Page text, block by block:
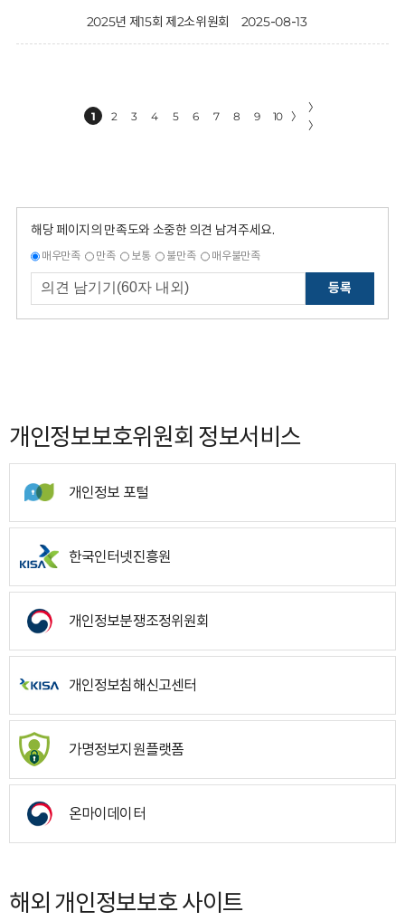
2025년 제15회 제2소위원회 2025-08-13
1 2 3 4 5 6 7 8 9 10 〉
〉
〉
해당 페이지의 만족도와 소중한 의견 남겨주세요.
매우만족 만족 보통 불만족 매우불만족
등록
개인정보보호위원회 정보서비스
개인정보 포털
한국인터넷진흥원
개인정보분쟁조정위원회
개인정보침해신고센터
가명정보지원플랫폼
온마이데이터
해외 개인정보보호 사이트